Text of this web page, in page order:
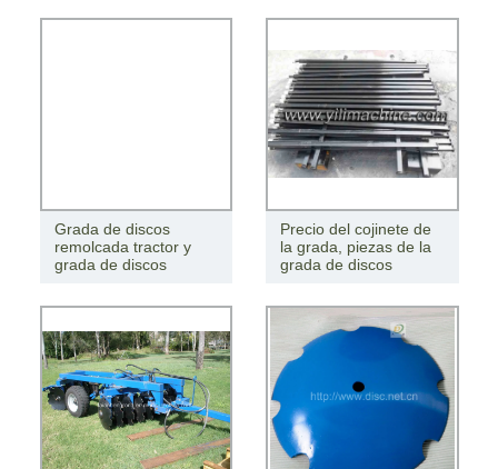
Grada de discos
remolcada tractor y
grada de discos
Precio del cojinete de
la grada, piezas de la
grada de discos